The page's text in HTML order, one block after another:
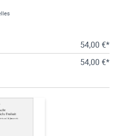
54,00 €*
54,00 €*